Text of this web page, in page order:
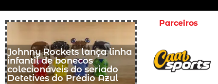
Johnny Rockets lança linha
infantil de bonecos
colecionáveis do seriado
Detetives do Prédio Azul
Parceiros